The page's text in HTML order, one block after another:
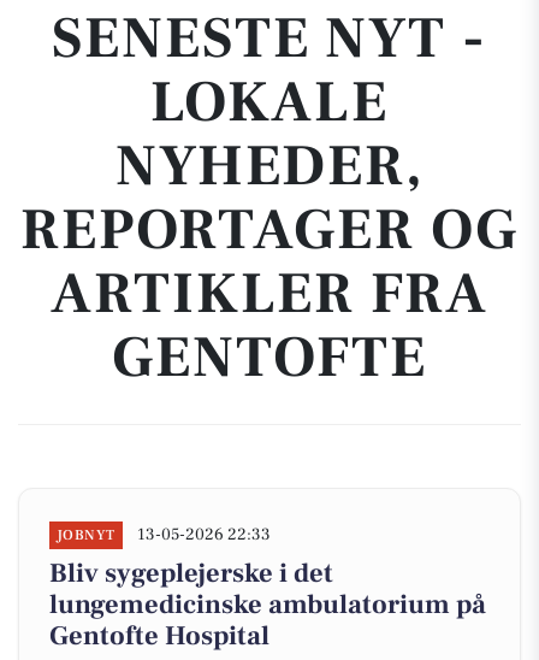
SENESTE NYT -
LOKALE
NYHEDER,
REPORTAGER OG
ARTIKLER FRA
GENTOFTE
JOBNYT 13-05-2026 22:33
Bliv sygeplejerske i det
lungemedicinske ambulatorium på
Gentofte Hospital